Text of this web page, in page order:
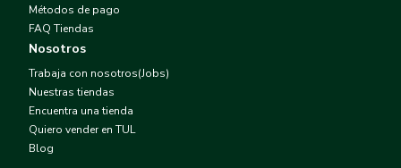
Métodos de pago
FAQ Tiendas
Nosotros
Trabaja con nosotros(Jobs)
Nuestras tiendas
Encuentra una tienda
Quiero vender en TUL
Blog